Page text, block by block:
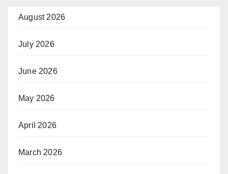
August 2026
July 2026
June 2026
May 2026
April 2026
March 2026